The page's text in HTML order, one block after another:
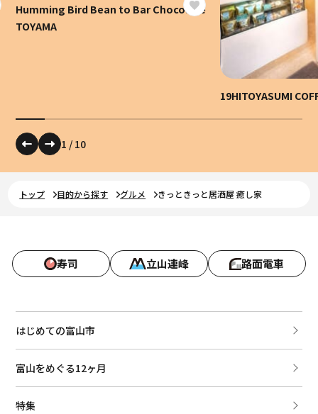
Humming Bird Bean to Bar Chocolate
TOYAMA
19HITOYASUMI
1 / 10
トップ 目的から探す グルメ きっときっと居酒屋 癒し家
寿司 立山連峰 路面電車
はじめての富山市
富山をめぐる12ヶ月
特集